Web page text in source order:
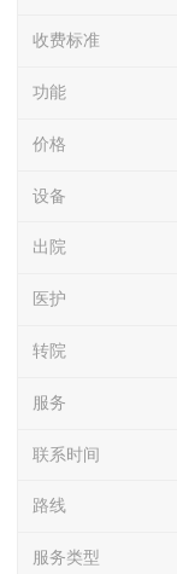
收费标准
功能
价格
设备
出院
医护
转院
服务
联系时间
路线
服务类型